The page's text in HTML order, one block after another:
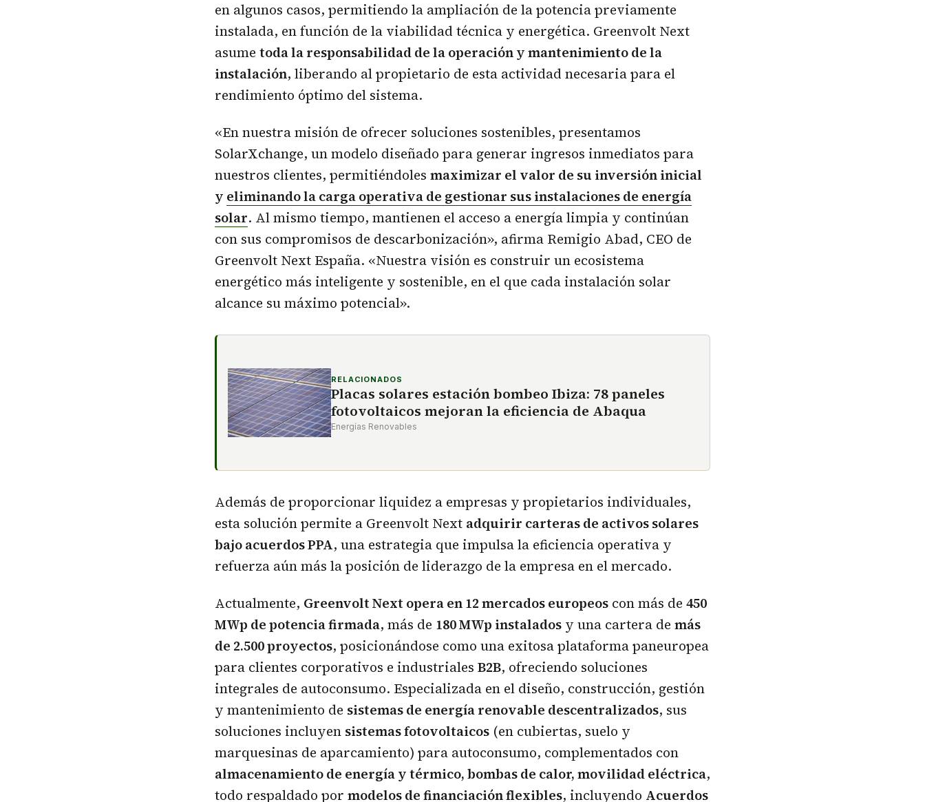
en algunos casos, permitiendo la ampliación de la potencia previamente
instalada, en función de la viabilidad técnica y energética. Greenvolt Next
asume toda la responsabilidad de la operación y mantenimiento de la
instalación, liberando al propietario de esta actividad necesaria para el
rendimiento óptimo del sistema.
«En nuestra misión de ofrecer soluciones sostenibles, presentamos
SolarXchange, un modelo diseñado para generar ingresos inmediatos para
nuestros clientes, permitiéndoles maximizar el valor de su inversión inicial
y eliminando la carga operativa de gestionar sus instalaciones de energía
solar. Al mismo tiempo, mantienen el acceso a energía limpia y continúan
con sus compromisos de descarbonización», afirma Remigio Abad, CEO de
Greenvolt Next España. «Nuestra visión es construir un ecosistema
energético más inteligente y sostenible, en el que cada instalación solar
alcance su máximo potencial».
RELACIONADOS
Placas solares estación bombeo Ibiza: 78 paneles
fotovoltaicos mejoran la eficiencia de Abaqua
Energías Renovables
Además de proporcionar liquidez a empresas y propietarios individuales,
esta solución permite a Greenvolt Next adquirir carteras de activos solares
bajo acuerdos PPA, una estrategia que impulsa la eficiencia operativa y
refuerza aún más la posición de liderazgo de la empresa en el mercado.
Actualmente, Greenvolt Next opera en 12 mercados europeos con más de 450
MWp de potencia firmada, más de 180 MWp instalados y una cartera de más
de 2.500 proyectos, posicionándose como una exitosa plataforma paneuropea
para clientes corporativos e industriales B2B, ofreciendo soluciones
integrales de autoconsumo. Especializada en el diseño, construcción, gestión
y mantenimiento de sistemas de energía renovable descentralizados, sus
soluciones incluyen sistemas fotovoltaicos (en cubiertas, suelo y
marquesinas de aparcamiento) para autoconsumo, complementados con
almacenamiento de energía y térmico, bombas de calor, movilidad eléctrica,
todo respaldado por modelos de financiación flexibles, incluyendo Acuerdos